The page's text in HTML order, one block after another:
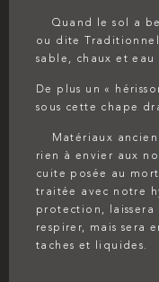
Quand le sol a
ou dite
sable, chaux et eau
De plus un «
sous cette chape
Matériaux ancien
rien à envier aux
cuite posée au
traitée avec notre
protection, laissera
respirer, mais sera
taches et liquides.